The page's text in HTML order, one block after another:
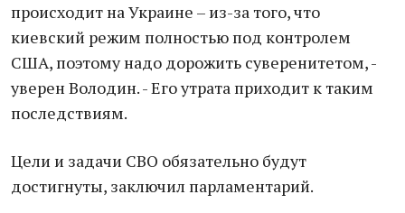
происходит на Украине – из-за того, что
киевский режим полностью под контролем
США, поэтому надо дорожить суверенитетом, -
уверен Володин. - Его утрата приходит к таким
последствиям.
Цели и задачи СВО обязательно будут
достигнуты, заключил парламентарий.